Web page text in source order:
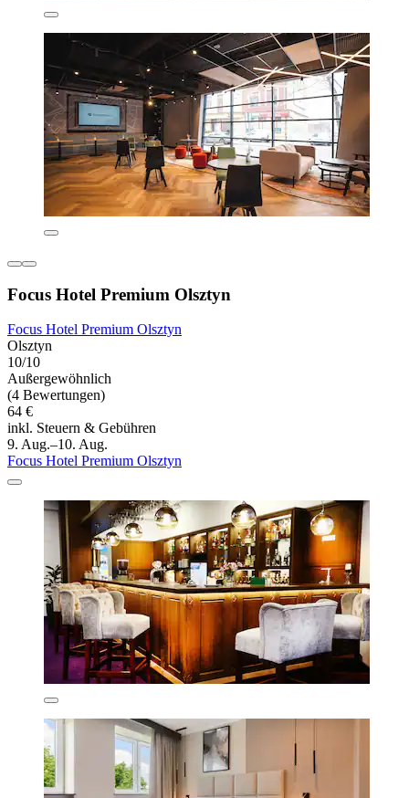
Focus Hotel Premium Olsztyn
Focus Hotel Premium Olsztyn
Olsztyn
10/10
Außergewöhnlich
(4 Bewertungen)
64 €
inkl. Steuern & Gebühren
9. Aug.–10. Aug.
Focus Hotel Premium Olsztyn